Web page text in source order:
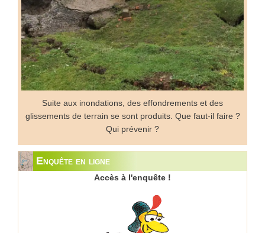
Suite aux inondations, des effondrements et des
glissements de terrain se sont produits. Que faut-il faire ?
Qui prévenir ?
Enquête en ligne
Accès à l'enquête !